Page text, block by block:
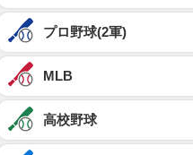
プロ野球(2軍)
MLB
高校野球